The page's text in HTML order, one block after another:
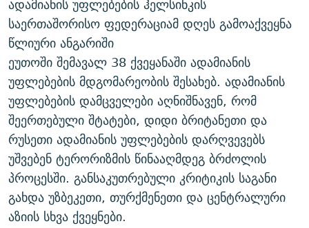
ᲛᲝᲚᲐᲞᲐᲠᲐᲙᲔ ᲢᲔᲥᲡᲢᲔᲑᲘ
ᲨᲘᲜ - ᲣᲪᲮᲝᲔᲗᲨᲘ
ᲚᲘᲢᲔᲠᲐᲢᲣᲠᲣᲚᲘ ᲬᲐᲮᲜᲐᲒᲔᲑᲘ
ᲐᲛᲔᲠᲘᲙᲣᲚᲘ ᲛᲝᲗᲮᲠᲝᲑᲐ
ᲘᲛᲞᲔᲠᲘᲐ ᲓᲐ ᲠᲐᲓᲘᲝ
ᲩᲔᲛᲘ ᲡᲘᲙᲕᲓᲘᲚᲘᲡ ᲛᲘᲖᲔᲖᲘᲐ COVID-19
11 ᲬᲔᲚᲘ - 11 ᲐᲛᲑᲐᲕᲘ
ᲡᲐᲞᲐᲠᲚᲐᲛᲔᲜᲢᲝ ᲐᲠᲩᲔᲕᲜᲔᲑᲘᲡ ᲘᲡᲢᲝᲠᲘᲐ
ᲑᲐᲕᲨᲕᲔᲑᲘ ᲞᲠᲝᲡᲢᲘᲢᲣᲪᲘᲐᲨᲘ - ᲐᲛᲝᲣᲗᲥᲛᲔᲚᲘ ᲐᲛᲑᲐᲕᲘ
5 ᲐᲛᲑᲐᲕᲘ - 20 ᲘᲕᲜᲘᲡᲡ ᲓᲐᲨᲐᲕᲔᲑᲣᲚᲔᲑᲘ
ᲐᲒᲕᲘᲡᲢᲝᲡ ᲝᲛᲘ
ПРИВЕТ ᲙᲣᲚᲢᲣᲠᲐ
ᲒᲐᲛᲝᲘᲬᲔᲠᲔ
რთე/რთ-ის ყველა საიტი
ადამიანის უფლებების ჰელსინკის
საერთაშორისო ფედერაციამ დღეს გამოაქვეყნა
წლიური ანგარიში
ეუთოში შემავალ 38 ქვეყანაში ადამიანის
უფლებების მდგომარეობის შესახებ. ადამიანის
უფლებების დამცველები აღნიშნავენ, რომ
შეერთებული შტატები, დიდი ბრიტანეთი და
რუსეთი ადამიანის უფლებების დარღვევებს
უშვებენ ტერორიზმის წინააღმდეგ ბრძოლის
პროცესში. განსაკუთრებული კრიტიკის საგანი
გახდა უზბეკეთი, თურქმენეთი და ცენტრალური
აზიის სხვა ქვეყნები.